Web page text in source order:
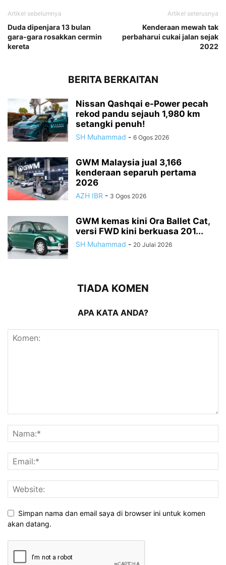
Artikel sebelumnya
Duda dipenjara 13 bulan
gara-gara rosakkan cermin
kereta
Artikel seterusnya
Kenderaan mewah tak
perbaharui cukai jalan sejak
2022
BERITA BERKAITAN
Nissan Qashqai e-Power pecah
rekod pandu sejauh 1,980 km
setangki penuh!
SH Muhammad - 6 Ogos 2026
GWM Malaysia jual 3,166
kenderaan separuh pertama
2026
AZH IBR - 3 Ogos 2026
GWM kemas kini Ora Ballet Cat,
versi FWD kini berkuasa 201...
SH Muhammad - 20 Julai 2026
TIADA KOMEN
APA KATA ANDA?
Simpan nama dan email saya di browser ini untuk komen
akan datang.